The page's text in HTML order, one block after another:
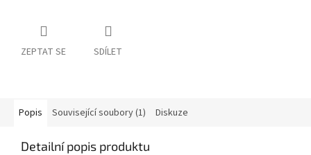
ZEPTAT SE SDÍLET
Popis Související soubory (1) Diskuze
Detailní popis produktu